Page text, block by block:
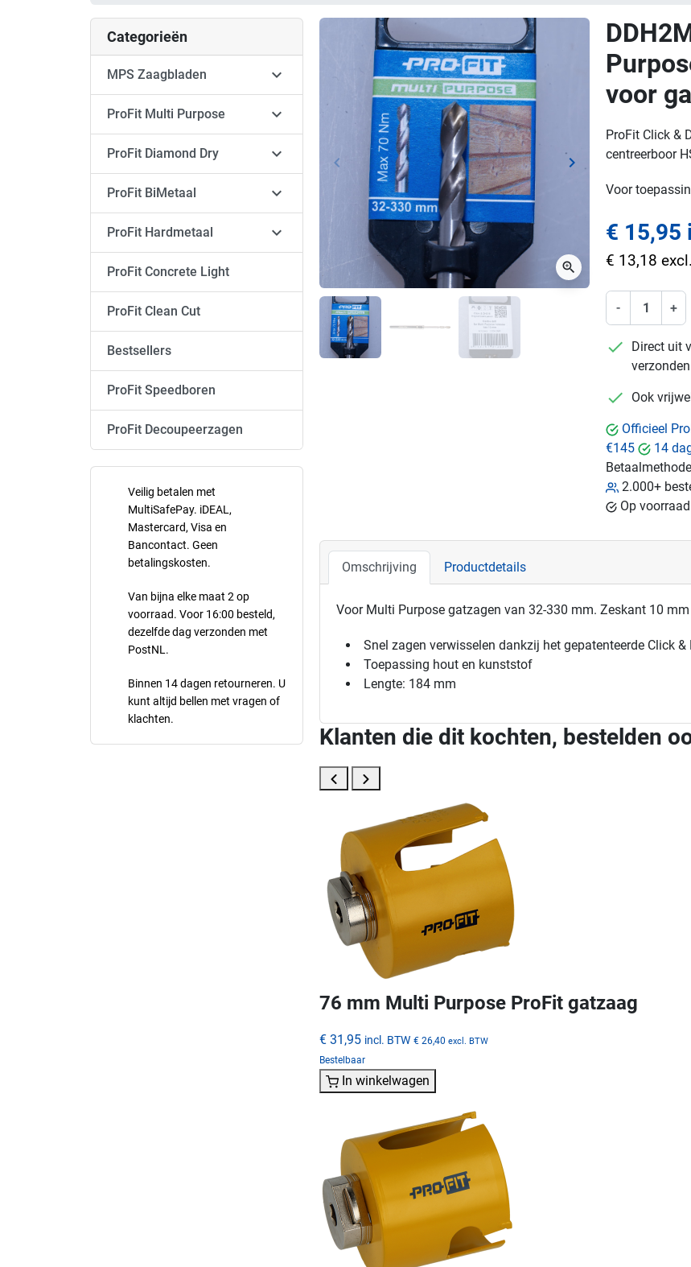
Categorieën
MPS Zaagbladen 
ProFit Multi Purpose 
ProFit Diamond Dry 
ProFit BiMetaal 
ProFit Hardmetaal 
ProFit Concrete Light
ProFit Clean Cut
Bestsellers
ProFit Speedboren
ProFit Decoupeerzagen
Veilig betalen met
MultiSafePay. iDEAL,
Mastercard, Visa en
Bancontact. Geen
betalingskosten.
Van bijna elke maat 2 op
voorraad. Voor 16:00 besteld,
dezelfde dag verzonden met
PostNL.
Binnen 14 dagen retourneren. U
kunt altijd bellen met vragen of
klachten.
Vorige
keyboard_arrow_left Volgende
keyboard_arrow_right
zoom_in
voor
ProFit Click &
centreerboor
Voor
€ 15,95
€ 13,18
- +
Direct uit
verzonden
Ook
Officieel
€145
14
2.000+
Op
Omschrijving Productdetails
Voor Multi Purpose gatzagen van 32-330 mm. Zeskant 10
Snel zagen verwisselen dankzij het gepatenteerde Click
Toepassing hout en kunststof
Lengte: 184 mm
Klanten die dit kochten, bestelden
76 mm Multi Purpose ProFit gatzaag
€ 31,95 incl. BTW € 26,40 excl. BTW
Bestelbaar
In winkelwagen